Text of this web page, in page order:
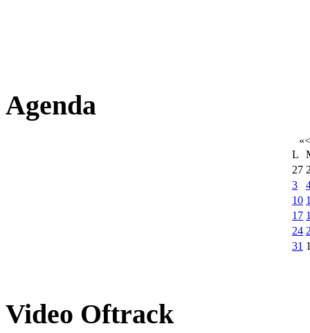
Agenda
«<
L
27
3
10
17
24
31
Video Oftrack